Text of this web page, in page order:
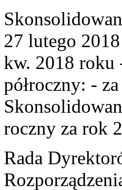
27 lutego
kw. 2018 roku
półroczny: -
roczny za rok
Rada